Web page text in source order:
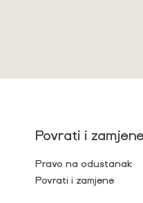
Povrati i
Pravo na odustanak
Povrati i zamjene